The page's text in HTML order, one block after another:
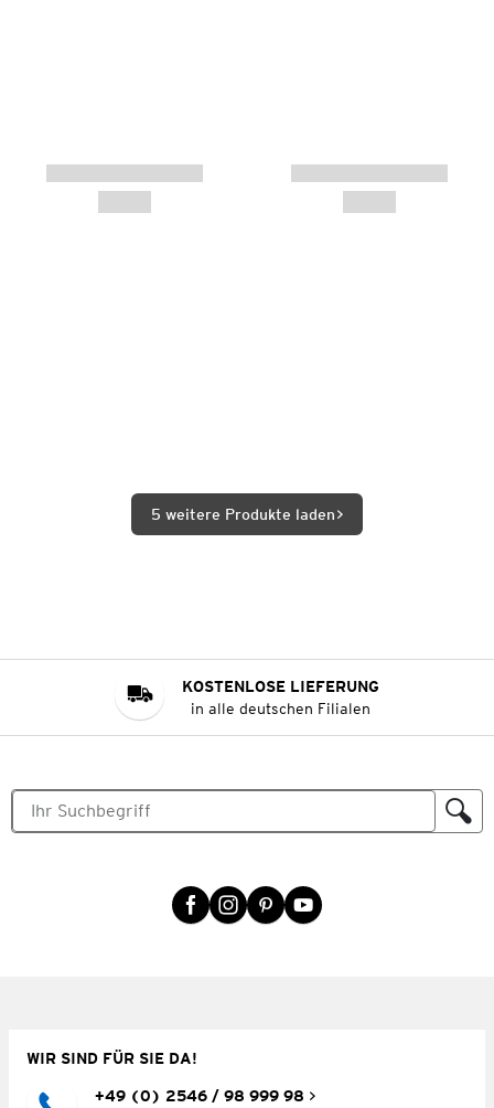
5 weitere Produkte laden
KOSTENLOSE LIEFERUNG
in alle deutschen Filialen
WIR SIND FÜR SIE DA!
+49 (0) 2546 / 98 999 98